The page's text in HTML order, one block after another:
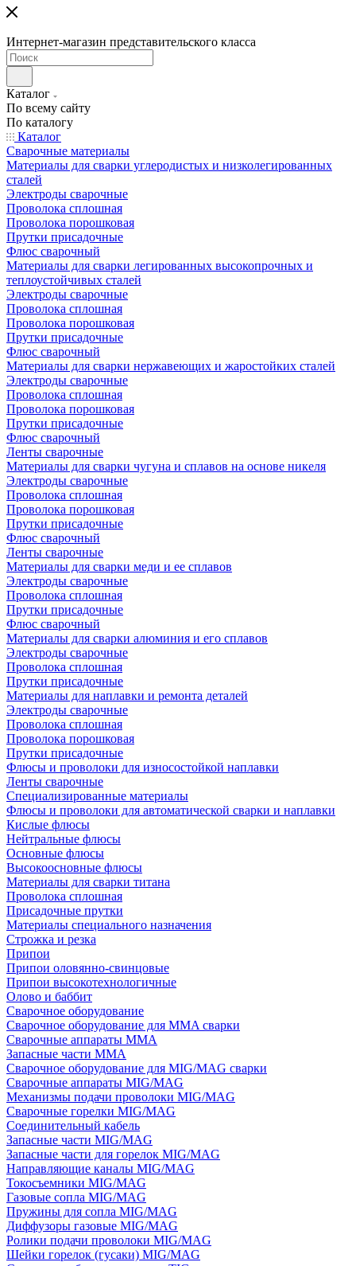
Интернет-магазин представительского класса
Каталог
По всему сайту
По каталогу
Каталог
Сварочные материалы
Материалы для сварки углеродистых и низколегированных
сталей
Электроды сварочные
Проволока сплошная
Проволока порошковая
Прутки присадочные
Флюс сварочный
Материалы для сварки легированных высокопрочных и
теплоустойчивых сталей
Электроды сварочные
Проволока сплошная
Проволока порошковая
Прутки присадочные
Флюс сварочный
Материалы для сварки нержавеющих и жаростойких сталей
Электроды сварочные
Проволока сплошная
Проволока порошковая
Прутки присадочные
Флюс сварочный
Ленты сварочные
Материалы для сварки чугуна и сплавов на основе никеля
Электроды сварочные
Проволока сплошная
Проволока порошковая
Прутки присадочные
Флюс сварочный
Ленты сварочные
Материалы для сварки меди и ее сплавов
Электроды сварочные
Проволока сплошная
Прутки присадочные
Флюс сварочный
Материалы для сварки алюминия и его сплавов
Электроды сварочные
Проволока сплошная
Прутки присадочные
Материалы для наплавки и ремонта деталей
Электроды сварочные
Проволока сплошная
Проволока порошковая
Прутки присадочные
Флюсы и проволоки для износостойкой наплавки
Ленты сварочные
Специализированные материалы
Флюсы и проволоки для автоматической сварки и наплавки
Кислые флюсы
Нейтральные флюсы
Основные флюсы
Высокоосновные флюсы
Материалы для сварки титана
Проволока сплошная
Присадочные прутки
Материалы специального назначения
Строжка и резка
Припои
Припои оловянно-свинцовые
Припои высокотехнологичные
Олово и баббит
Сварочное оборудование
Сварочное оборудование для MMA сварки
Сварочные аппараты MMA
Запасные части MMA
Сварочное оборудование для MIG/MAG сварки
Сварочные аппараты MIG/MAG
Механизмы подачи проволоки MIG/MAG
Сварочные горелки MIG/MAG
Соединительный кабель
Запасные части MIG/MAG
Запасные части для горелок MIG/MAG
Направляющие каналы MIG/MAG
Токосъемники MIG/MAG
Газовые сопла MIG/MAG
Пружины для сопла MIG/MAG
Диффузоры газовые MIG/MAG
Ролики подачи проволоки MIG/MAG
Шейки горелок (гусаки) MIG/MAG